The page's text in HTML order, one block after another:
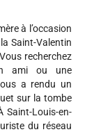
à l’occasion
Saint-Valentin
recherchez
ami ou une
a rendu un
sur la tombe
Saint-Louis-en-
du réseau